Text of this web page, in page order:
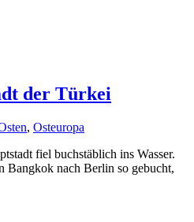
der Türkei
, Osteuropa
fiel buchstäblich ins Wasser.
Bangkok nach Berlin so gebucht,